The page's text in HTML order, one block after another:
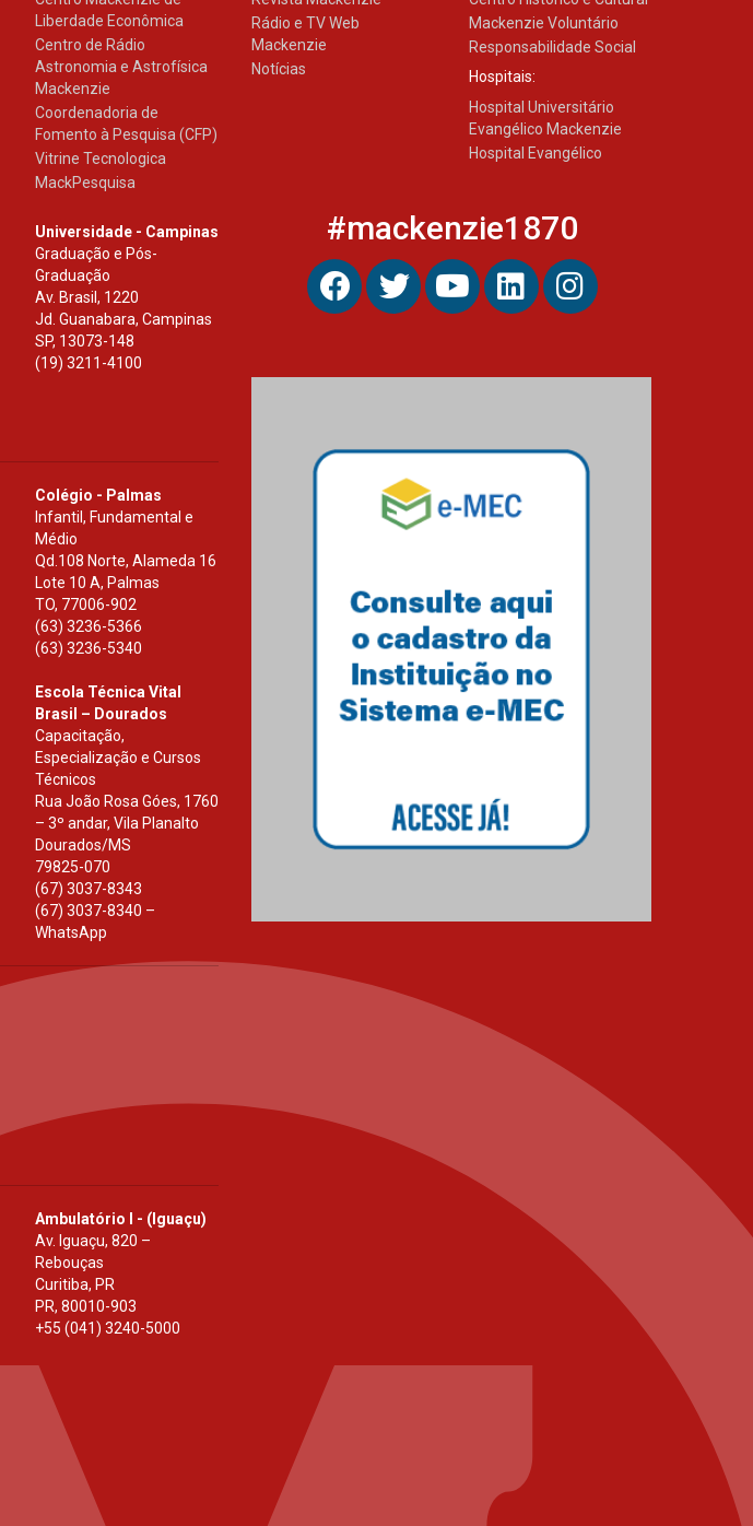
das novas tecnologias em
sistemas solares
residenciais
Mackenzie recepciona os
calouros do segundo
Como o Colégio Mackenzie
Brasília prepara seus
estudantes para o PAS antes
da escola
04.08.2026
docentes para debater
inovação e desafios da
educação superior
04.08.2026
Liberdade Econômica
Centro de Rádio
Astronomia e Astrofísica
Mackenzie
Coordenadoria de
Fomento à Pesquisa (CFP)
Vitrine Tecnologica
MackPesquisa
Rádio e TV Web
Mackenzie
Notícias
Mackenzie Voluntário
Responsabilidade Social
Hospitais:
Hospital Universitário
Evangélico Mackenzie
Hospital Evangélico
Universidade - Campinas
Graduação e Pós-
Graduação
Av. Brasil, 1220
Jd. Guanabara, Campinas
SP, 13073-148
(19) 3211-4100
Colégio - Palmas
Infantil, Fundamental e
Médio
Qd.108 Norte, Alameda 16
Lote 10 A, Palmas
TO, 77006-902
(63) 3236-5366
(63) 3236-5340
Escola Técnica Vital
Brasil – Dourados
Capacitação,
Especialização e Cursos
Técnicos
Rua João Rosa Góes, 1760
– 3º andar, Vila Planalto
Dourados/MS
79825-070
(67) 3037-8343
(67) 3037-8340 –
WhatsApp
Ambulatório I - (Iguaçu)
Av. Iguaçu, 820 –
Rebouças
Curitiba, PR
PR, 80010-903
+55 (041) 3240-5000
#mackenzie1870